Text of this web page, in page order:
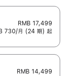
RMB 17,499
730/月 (24 期) 起
RMB 14,499